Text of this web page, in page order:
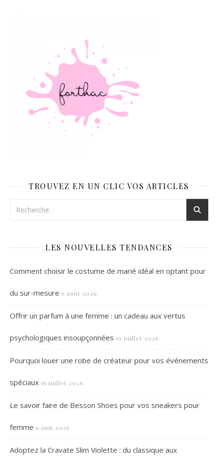
TROUVEZ EN UN CLIC VOS ARTICLES
LES NOUVELLES TENDANCES
Comment choisir le costume de marié idéal en optant pour
du sur-mesure 6 août 2026
Offrir un parfum à une femme : un cadeau aux vertus
psychologiques insoupçonnées 19 juillet 2026
Pourquoi louer une robe de créateur pour vos événements
spéciaux 16 juillet 2026
Le savoir faire de Besson Shoes pour vos sneakers pour
femme 9 juin 2026
Adoptez la Cravate Slim Violette : du classique aux